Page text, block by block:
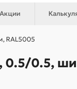
Акции
RAL5005
0.5/0.5,